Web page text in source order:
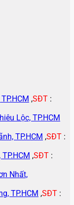
,SĐT :
Lộc, TP.HCM
TP.HCM ,SĐT :
,SĐT :
Nhất,
TP.HCM ,SĐT :